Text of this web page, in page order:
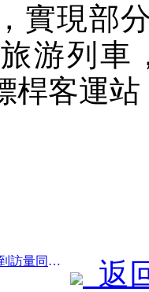
實現部
游列車
桿客運
前一篇：上半年全球國際游客到訪量同比增長5%
返